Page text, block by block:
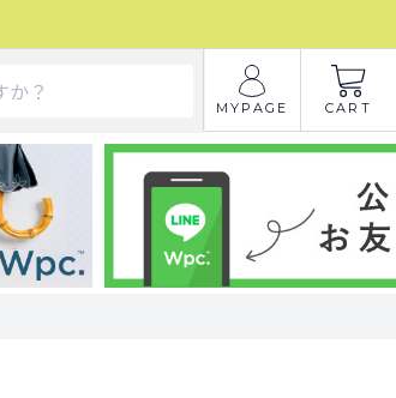
MYPAGE CART